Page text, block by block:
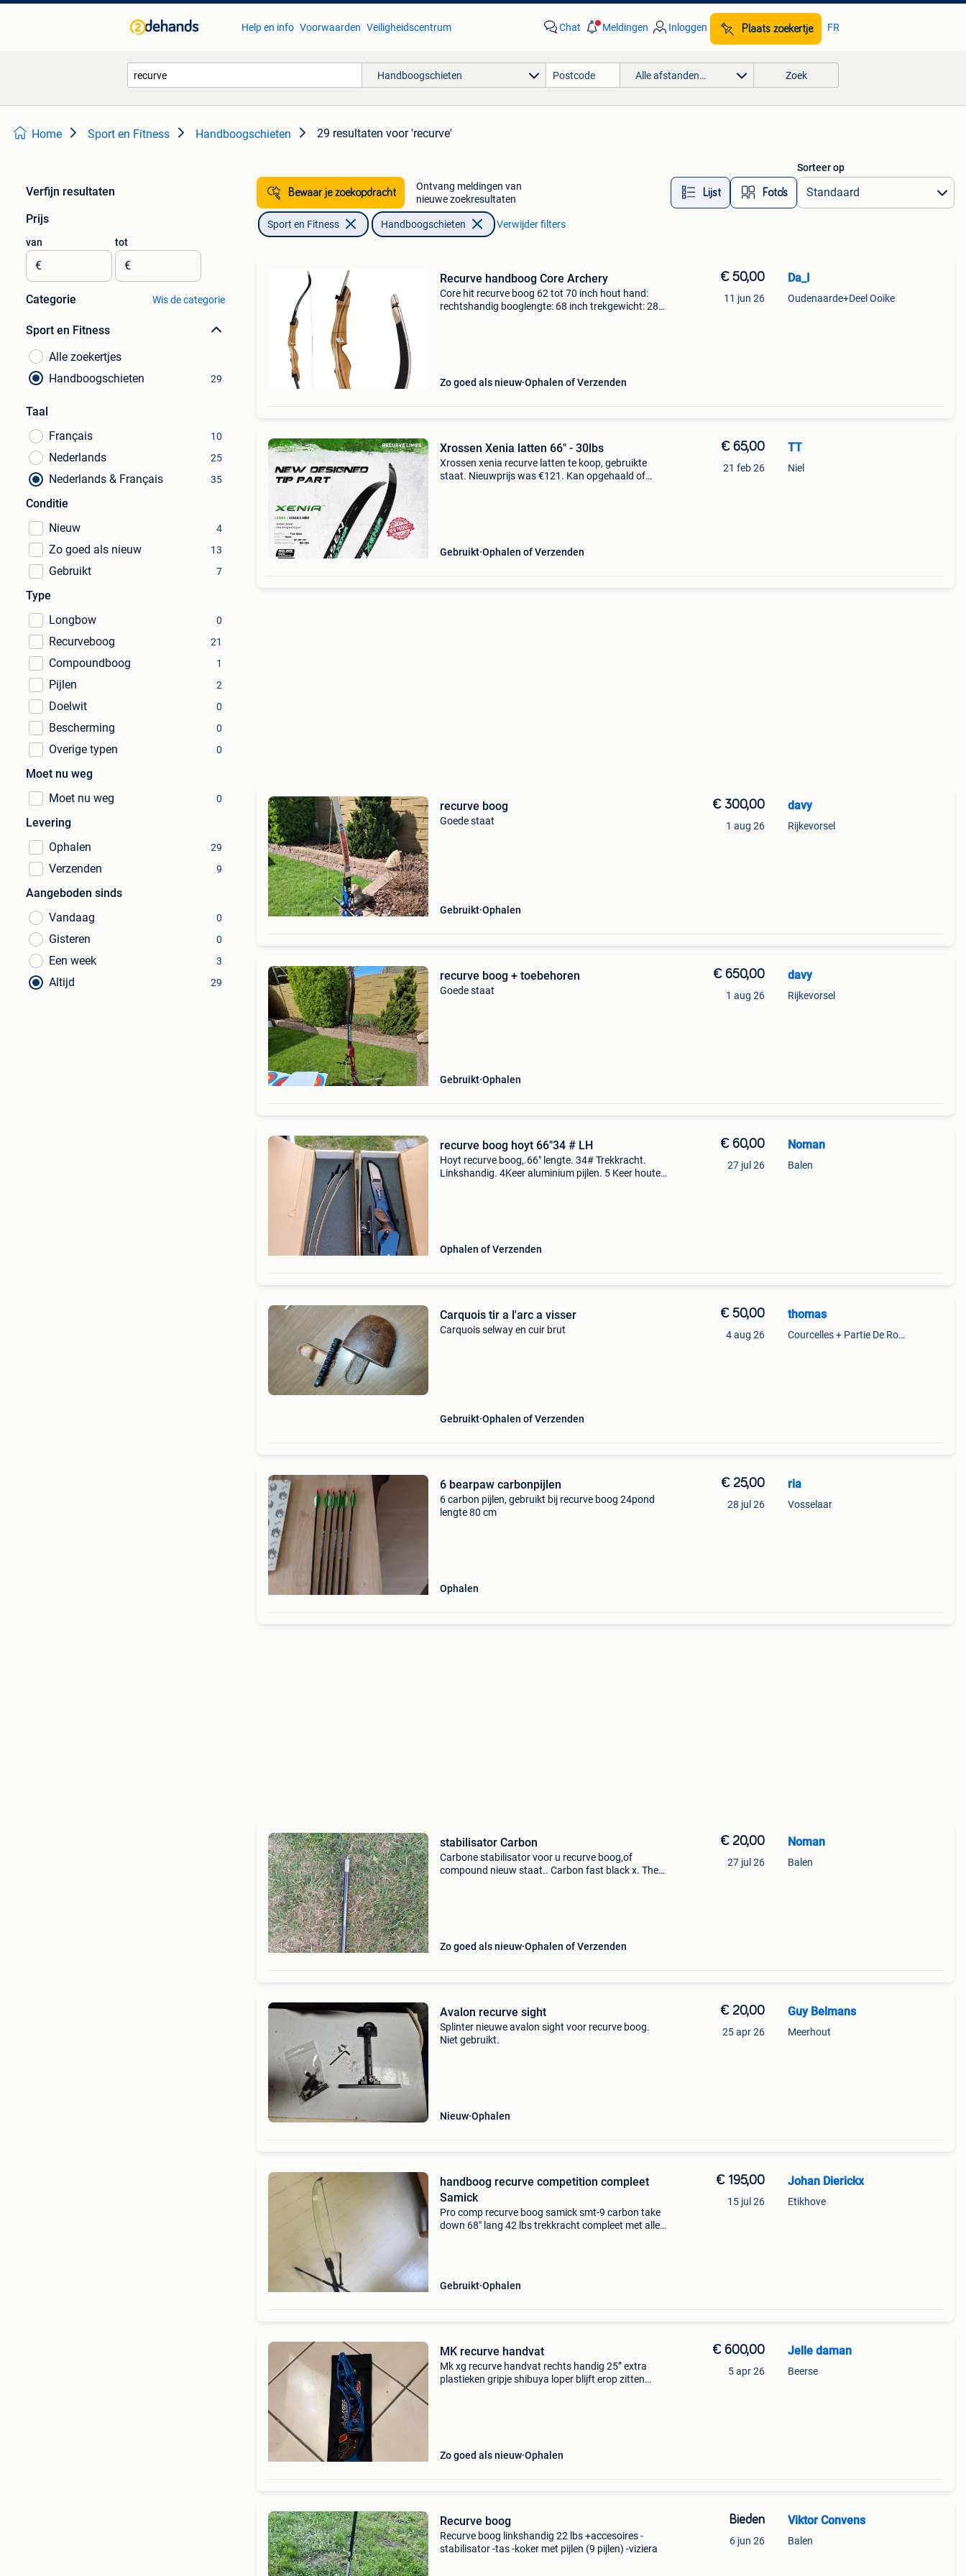
Help en info Voorwaarden Veiligheidscentrum Chat Meldingen Inloggen Plaats zoekertje FR
Handboogschieten Alle afstanden… Zoek
Home Sport en Fitness Handboogschieten 29 resultaten voor 'recurve'
Verfijn resultaten
Prijs
van
€
tot
€
Categorie Wis de categorie
Sport en Fitness
Alle zoekertjes
Handboogschieten
29
Taal
Français
10
Nederlands 25
Nederlands & Français 35
Conditie
Nieuw
4
Zo goed als nieuw 13
Gebruikt 7
Type
Longbow
0
Recurveboog 21
Compoundboog 1
Pijlen 2
Doelwit 0
Bescherming 0
Overige typen 0
Moet nu weg
Moet nu weg
0
Levering
Ophalen
29
Verzenden 9
Aangeboden sinds
Vandaag
0
Gisteren 0
Een week 3
Altijd 29
Bewaar je zoekopdracht
Ontvang meldingen van
nieuwe zoekresultaten
Lijst Foto’s
Sorteer op
Sport en Fitness Handboogschieten Verwijder filters
Recurve handboog Core Archery
Core hit recurve boog 62 tot 70 inch hout hand:
rechtshandig booglengte: 68 inch trekgewicht: 28
Zo goed als nieuw Ophalen of Verzenden
€ 50,00
11 jun 26
Da_I
Oudenaarde+Deel Ooike
Xrossen Xenia latten 66" - 30lbs
Xrossen xenia recurve latten te koop, gebruikte
staat. Nieuwprijs was €121. Kan opgehaald of
Gebruikt Ophalen of Verzenden
€ 65,00
21 feb 26
TT
Niel
recurve boog
Goede staat
Gebruikt Ophalen
€ 300,00
1 aug 26
davy
Rijkevorsel
recurve boog + toebehoren
Goede staat
Gebruikt Ophalen
€ 650,00
1 aug 26
davy
Rijkevorsel
recurve boog hoyt 66"34 # LH
Hoyt recurve boog,.66" lengte. 34# Trekkracht.
Linkshandig. 4Keer aluminium pijlen. 5 Keer houten
Ophalen of Verzenden
€ 60,00
27 jul 26
Noman
Balen
Carquois tir a l'arc a visser
Carquois selway en cuir brut
Gebruikt Ophalen of Verzenden
€ 50,00
4 aug 26
thomas
Courcelles + Partie De Roux
6 bearpaw carbonpijlen
6 carbon pijlen, gebruikt bij recurve boog 24pond
lengte 80 cm
Ophalen
€ 25,00
28 jul 26
ria
Vosselaar
stabilisator Carbon
Carbone stabilisator voor u recurve boog,of
compound nieuw staat.. Carbon fast black x. The
Zo goed als nieuw Ophalen of Verzenden
€ 20,00
27 jul 26
Noman
Balen
Avalon recurve sight
Splinter nieuwe avalon sight voor recurve boog.
Niet gebruikt.
Nieuw Ophalen
€ 20,00
25 apr 26
Guy Belmans
Meerhout
handboog recurve competition compleet
Samick
Pro comp recurve boog samick smt-9 carbon take
down 68" lang 42 lbs trekkracht compleet met alle
Gebruikt Ophalen
€ 195,00
15 jul 26
Johan Dierickx
Etikhove
MK recurve handvat
Mk xg recurve handvat rechts handig 25” extra
plastieken gripje shibuya loper blijft erop zitten
Zo goed als nieuw Ophalen
€ 600,00
5 apr 26
Jelle daman
Beerse
Recurve boog
Recurve boog linkshandig 22 lbs +accesoires -
stabilisator -tas -koker met pijlen (9 pijlen) -viziera
Bieden
6 jun 26
Viktor Convens
Balen